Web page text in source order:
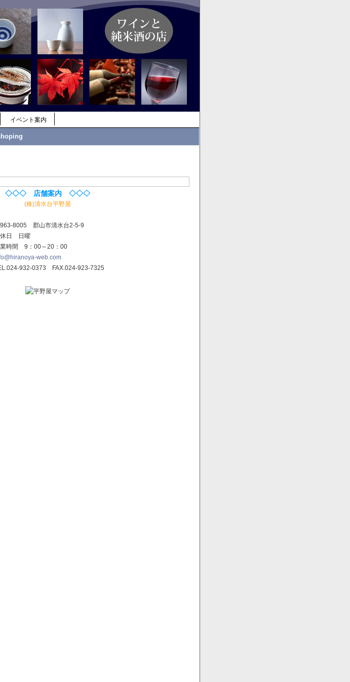
イベント案内
◇◇◇ 店舗案内 ◇◇◇
(株)清水台平野屋
8005 郡山市清水台2-5-9
休日 日曜
時間 9：00～20：00
web.com
932-0373 FAX.024-923-7325